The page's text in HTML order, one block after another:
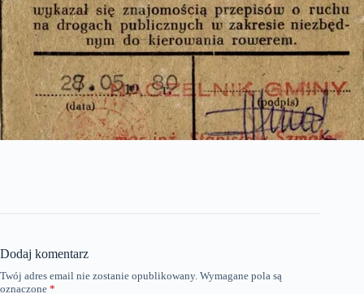
Dodaj komentarz
Twój adres email nie zostanie opublikowany. Wymagane pola są
oznaczone *